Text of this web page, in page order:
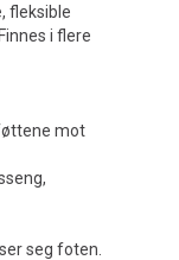
fleksible
i flere
mot
seg foten.